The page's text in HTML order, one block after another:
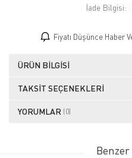
İade Bilgisi:
Fiyatı Düşünce Haber
ÜRÜN BILGISI
TAKSIT SEÇENEKLERI
YORUMLAR (0)